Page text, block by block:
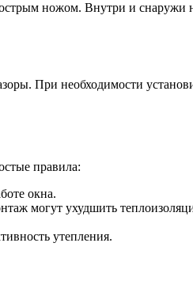
ножом. Внутри и снаружи
При необходимости
правила:
окна.
могут ухудшить
утепления.